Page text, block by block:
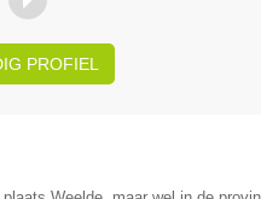
PROFIEL